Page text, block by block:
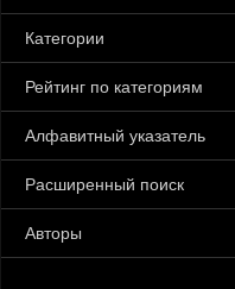
Категории
Рейтинг по категориям
Алфавитный указатель
Расширенный поиск
Авторы